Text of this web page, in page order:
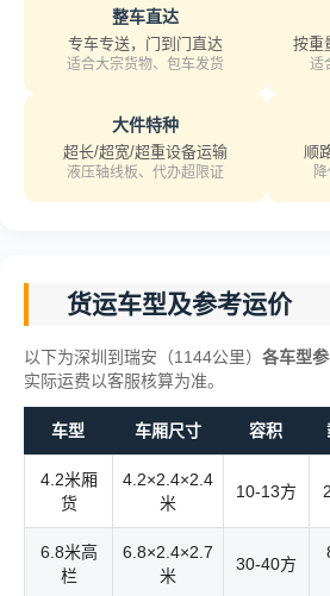
整车直达
专车专送，门到门直达
适合大宗货物、包车发货
按重
适
大件特种
超长/超宽/超重设备运输
液压轴线板、代办超限证
顺
货运车型及参考运价
以下为深圳到瑞安（1144公里） 各车型
实际运费以客服核算为准。
车型 车厢尺寸 容积
4.2米厢
货
4.2×2.4×2.4
米
10-13方
6.8米高
栏
6.8×2.4×2.7
米
30-40方